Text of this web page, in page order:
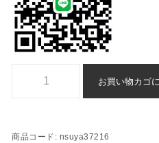
お買い物カゴ
商品コード: nsuya37216